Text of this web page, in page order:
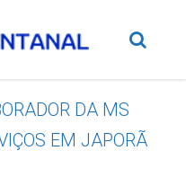
DA MS
EM JAPORÃ